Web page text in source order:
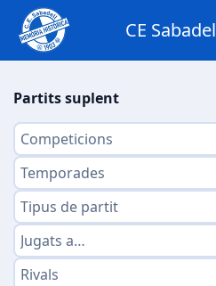
CE
Partits suplent